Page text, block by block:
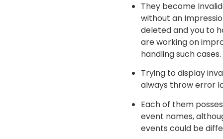
They become
without an
deleted and you to
are working on
handling such cases.
Trying to display
always throw error
Each of them
event names,
events could be